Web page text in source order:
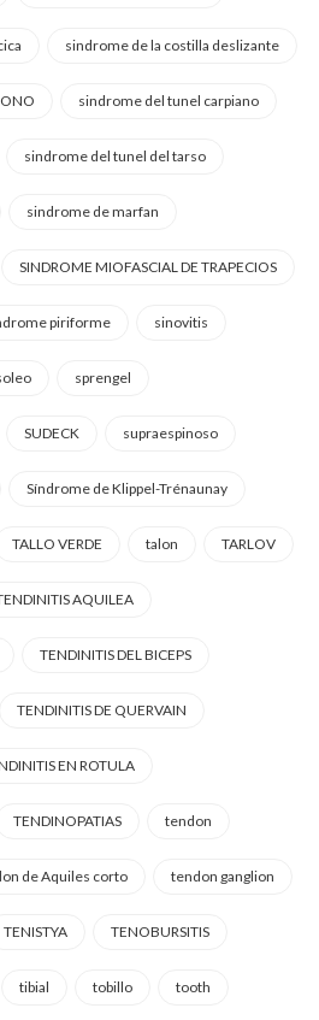
sindrome de la costilla deslizante
sindrome del tunel carpiano
sindrome del tunel del tarso
sindrome de marfan
SINDROME MIOFASCIAL DE TRAPECIOS
piriforme sinovitis
sprengel
SUDECK supraespinoso
Síndrome de Klippel-Trénaunay
TALLO VERDE talon TARLOV
AQUILEA
TENDINITIS DEL BICEPS
TENDINITIS DE QUERVAIN
EN ROTULA
TENDINOPATIAS tendon
de Aquiles corto tendon ganglion
TENISTYA TENOBURSITIS
tibial tobillo tooth